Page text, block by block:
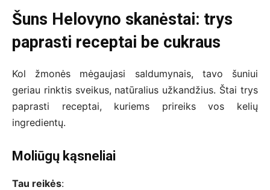
Šuns Helovyno skanėstai: trys
paprasti receptai be cukraus
Kol žmonės mėgaujasi saldumynais, tavo šuniui
geriau rinktis sveikus, natūralius užkandžius. Štai trys
paprasti receptai, kuriems prireiks vos kelių
ingredientų.
Moliūgų kąsneliai
Tau reikės: